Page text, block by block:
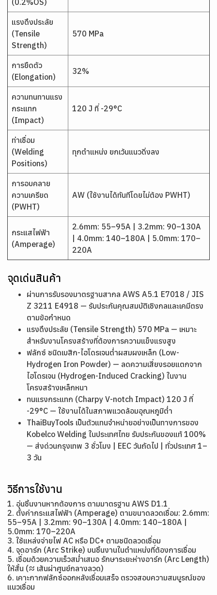
(0.2%OS)
แรงดึงประลัย
(Tensile
Strength)
570 MPa
การยืดตัว
(Elongation)
32%
ความทนทานแรง
กระแทก
(Impact)
120 J ที่ -29°C
ท่าเชื่อม
(Welding
Positions)
ทุกตำแหน่ง ยกเว้นแนวดิ่งลง
การอบคลาย
ความเครียด
(PWHT)
AW (ใช้งานได้ทันทีโดยไม่ต้อง PWHT)
กระแสไฟฟ้า
(Amperage)
2.6mm: 55–95A | 3.2mm: 90–130A
| 4.0mm: 140–180A | 5.0mm: 170–
220A
จุดเด่นสินค้า
ผ่านการรับรองมาตรฐานสากล AWS A5.1 E7018 / JIS
Z 3211 E4918 — รับประกันคุณสมบัติเชิงกลและเคมีตรง
ตามข้อกำหนด
แรงดึงประลัย (Tensile Strength) 570 MPa — เหมาะ
สำหรับงานโครงสร้างที่ต้องการความแข็งแรงสูง
ฟลักซ์ ชนิดเบสิก-ไฮโดรเจนต่ำผสมผงเหล็ก (Low-
Hydrogen Iron Powder) — ลดความเสี่ยงรอยแตกจาก
ไฮโดรเจน (Hydrogen-Induced Cracking) ในงาน
โครงสร้างเหล็กหนา
ทนแรงกระแทก (Charpy V-notch Impact) 120 J ที่
-29°C — ใช้งานได้ในสภาพแวดล้อมอุณหภูมิต่ำ
ThaiBuyTools เป็นตัวแทนจำหน่ายอย่างเป็นทางการของ
Kobelco Welding ในประเทศไทย รับประกันของแท้ 100%
— ส่งด่วนกรุงเทพ 3 ชั่วโมง | EEC วันถัดไป | ทั่วประเทศ 1–
3 วัน
วิธีการใช้งาน
1. อุ่นชิ้นงานหากต้องการ ตามมาตรฐาน AWS D1.1
2. ตั้งค่ากระแสไฟฟ้า (Amperage) ตามขนาดลวดเชื่อม: 2.6mm:
55–95A | 3.2mm: 90–130A | 4.0mm: 140–180A |
5.0mm: 170–220A
3. ใช้แหล่งจ่ายไฟ AC หรือ DC+ ตามชนิดลวดเชื่อม
4. จุดอาร์ก (Arc Strike) บนชิ้นงานในตำแหน่งที่ต้องการเชื่อม
5. เชื่อมด้วยความเร็วสม่ำเสมอ รักษาระยะห่างอาร์ก (Arc Length)
ให้สั้น (≈ เส้นผ่าศูนย์กลางลวด)
6. เคาะกากฟลักซ์ออกหลังเชื่อมเสร็จ ตรวจสอบความสมบูรณ์ของ
แนวเชื่อม